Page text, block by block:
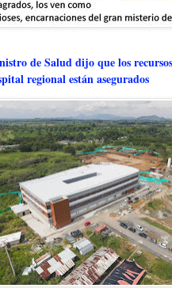
de Salud dijo que los
regional están asegurados